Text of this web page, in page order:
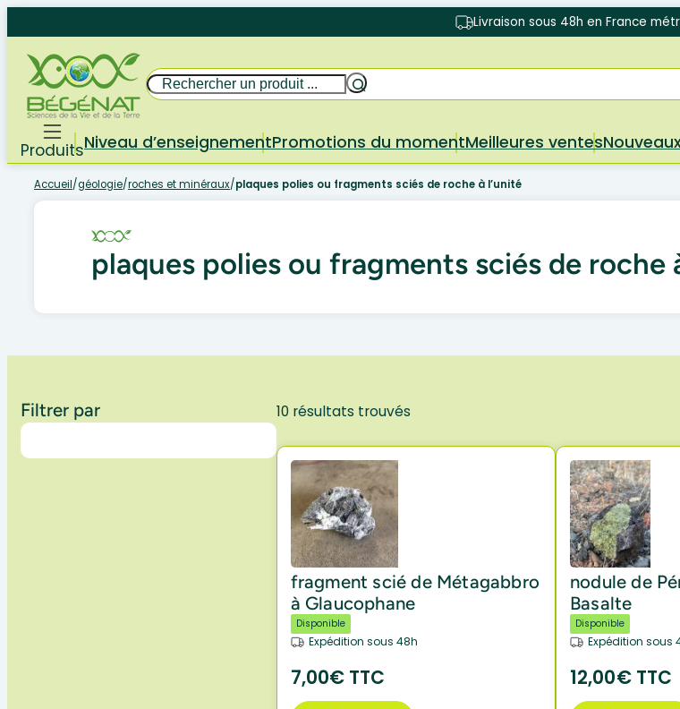
au
contenu
Livraison sous 48h en France
Produits
Rechercher
Niveau d’enseignementPromotions du momentMeilleures ventes
Accueil/géologie/roches et minéraux/plaques polies ou fragments sciés de roche à l’unité
plaques polies ou fragments sciés de roche
Filtrer par 10 résultats trouvés
fragment scié de Métagabbro
à Glaucophane
Disponible
Expédition sous 48h
7,00€ TTC
nodule de
Basalte
Disponible
Expédition sous
12,00€ TTC